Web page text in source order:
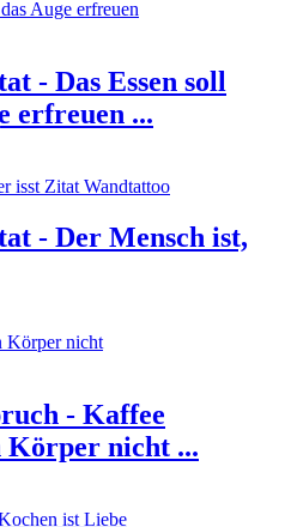
- Das Essen soll
erfreuen ...
- Der Mensch ist,
- Kaffee
Körper nicht ...